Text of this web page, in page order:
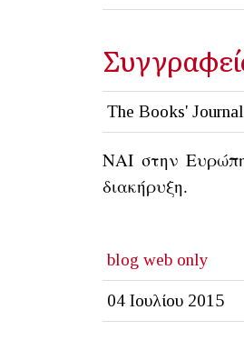
The Books' Journal
ΝΑΙ στην
διακήρυξη.
blog web only
04 Ιουλίου 2015